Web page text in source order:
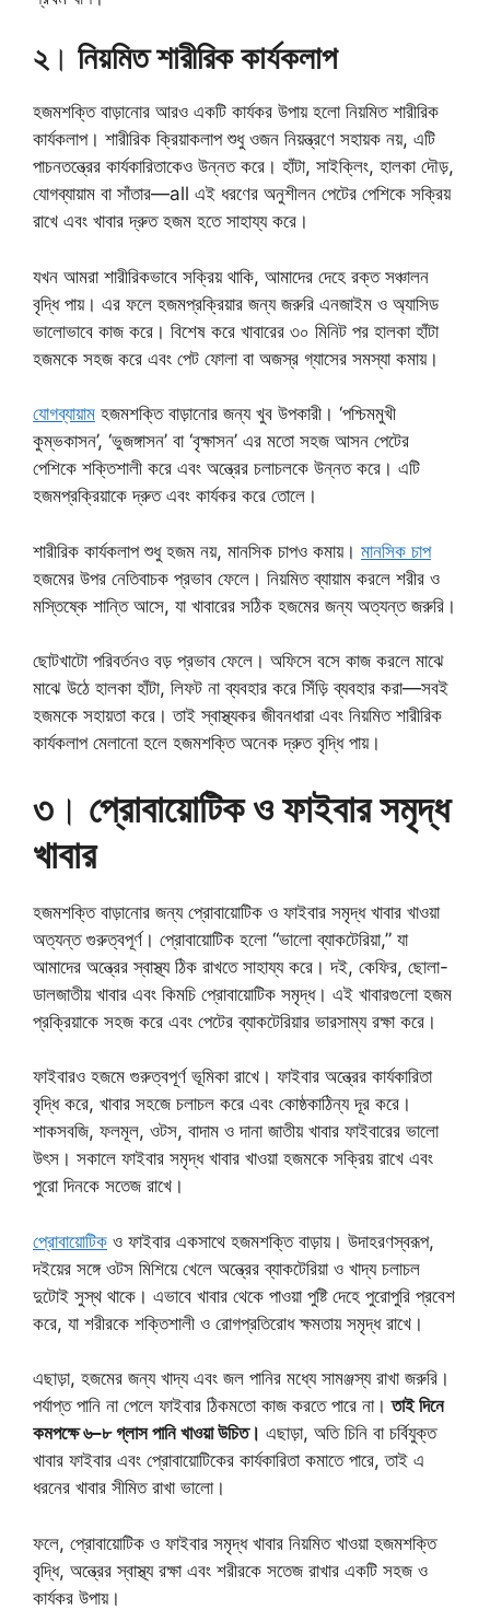
২। নিয়মিত শারীরিক কার্যকলাপ
হজমশক্তি বাড়ানোর আরও একটি কার্যকর উপায় হলো নিয়মিত শারীরিক
কার্যকলাপ। শারীরিক ক্রিয়াকলাপ শুধু ওজন নিয়ন্ত্রণে সহায়ক নয়, এটি
পাচনতন্ত্রের কার্যকারিতাকেও উন্নত করে। হাঁটা, সাইক্লিং, হালকা দৌড়,
যোগব্যায়াম বা সাঁতার—all এই ধরণের অনুশীলন পেটের পেশিকে সক্রিয়
রাখে এবং খাবার দ্রুত হজম হতে সাহায্য করে।
যখন আমরা শারীরিকভাবে সক্রিয় থাকি, আমাদের দেহে রক্ত সঞ্চালন
বৃদ্ধি পায়। এর ফলে হজমপ্রক্রিয়ার জন্য জরুরি এনজাইম ও অ্যাসিড
ভালোভাবে কাজ করে। বিশেষ করে খাবারের ৩০ মিনিট পর হালকা হাঁটা
হজমকে সহজ করে এবং পেট ফোলা বা অজস্র গ্যাসের সমস্যা কমায়।
যোগব্যায়াম হজমশক্তি বাড়ানোর জন্য খুব উপকারী। ‘পশ্চিমমুখী
কুম্ভকাসন’, ‘ভুজঙ্গাসন’ বা ‘বৃক্ষাসন’ এর মতো সহজ আসন পেটের
পেশিকে শক্তিশালী করে এবং অন্ত্রের চলাচলকে উন্নত করে। এটি
হজমপ্রক্রিয়াকে দ্রুত এবং কার্যকর করে তোলে।
শারীরিক কার্যকলাপ শুধু হজম নয়, মানসিক চাপও কমায়। মানসিক চাপ
হজমের উপর নেতিবাচক প্রভাব ফেলে। নিয়মিত ব্যায়াম করলে শরীর ও
মস্তিষ্কে শান্তি আসে, যা খাবারের সঠিক হজমের জন্য অত্যন্ত জরুরি।
ছোটখাটো পরিবর্তনও বড় প্রভাব ফেলে। অফিসে বসে কাজ করলে মাঝে
মাঝে উঠে হালকা হাঁটা, লিফট না ব্যবহার করে সিঁড়ি ব্যবহার করা—সবই
হজমকে সহায়তা করে। তাই স্বাস্থ্যকর জীবনধারা এবং নিয়মিত শারীরিক
কার্যকলাপ মেলানো হলে হজমশক্তি অনেক দ্রুত বৃদ্ধি পায়।
৩ । প্রোবায়োটিক ও ফাইবার সমৃদ্ধ
খাবার
হজমশক্তি বাড়ানোর জন্য প্রোবায়োটিক ও ফাইবার সমৃদ্ধ খাবার খাওয়া
অত্যন্ত গুরুত্বপূর্ণ। প্রোবায়োটিক হলো “ভালো ব্যাকটেরিয়া,” যা
আমাদের অন্ত্রের স্বাস্থ্য ঠিক রাখতে সাহায্য করে। দই, কেফির, ছোলা-
ডালজাতীয় খাবার এবং কিমচি প্রোবায়োটিক সমৃদ্ধ। এই খাবারগুলো হজম
প্রক্রিয়াকে সহজ করে এবং পেটের ব্যাকটেরিয়ার ভারসাম্য রক্ষা করে।
ফাইবারও হজমে গুরুত্বপূর্ণ ভূমিকা রাখে। ফাইবার অন্ত্রের কার্যকারিতা
বৃদ্ধি করে, খাবার সহজে চলাচল করে এবং কোষ্ঠকাঠিন্য দূর করে।
শাকসবজি, ফলমূল, ওটস, বাদাম ও দানা জাতীয় খাবার ফাইবারের ভালো
উৎস। সকালে ফাইবার সমৃদ্ধ খাবার খাওয়া হজমকে সক্রিয় রাখে এবং
পুরো দিনকে সতেজ রাখে।
প্রোবায়োটিক ও ফাইবার একসাথে হজমশক্তি বাড়ায়। উদাহরণস্বরূপ,
দইয়ের সঙ্গে ওটস মিশিয়ে খেলে অন্ত্রের ব্যাকটেরিয়া ও খাদ্য চলাচল
দুটোই সুস্থ থাকে। এভাবে খাবার থেকে পাওয়া পুষ্টি দেহে পুরোপুরি প্রবেশ
করে, যা শরীরকে শক্তিশালী ও রোগপ্রতিরোধ ক্ষমতায় সমৃদ্ধ রাখে।
এছাড়া, হজমের জন্য খাদ্য এবং জল পানির মধ্যে সামঞ্জস্য রাখা জরুরি।
পর্যাপ্ত পানি না পেলে ফাইবার ঠিকমতো কাজ করতে পারে না।তাই দিনে
কমপক্ষে ৬–৮ গ্লাস পানি খাওয়া উচিত। এছাড়া, অতি চিনি বা চর্বিযুক্ত
খাবার ফাইবার এবং প্রোবায়োটিকের কার্যকারিতা কমাতে পারে, তাই এ
ধরনের খাবার সীমিত রাখা ভালো।
ফলে, প্রোবায়োটিক ও ফাইবার সমৃদ্ধ খাবার নিয়মিত খাওয়া হজমশক্তি
বৃদ্ধি, অন্ত্রের স্বাস্থ্য রক্ষা এবং শরীরকে সতেজ রাখার একটি সহজ ও
কার্যকর উপায়।